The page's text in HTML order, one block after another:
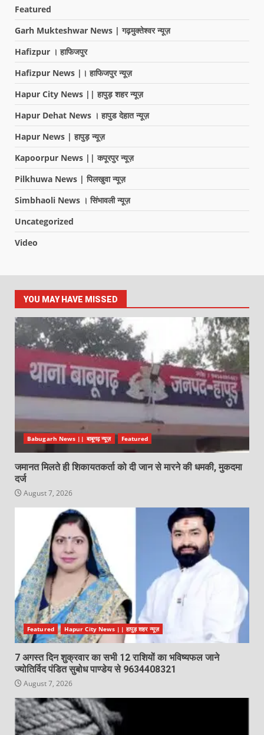
Featured
Garh Mukteshwar News | गढ़मुक्तेश्वर न्यूज़
Hafizpur । हाफिजपुर
Hafizpur News |। हाफिजपुर न्यूज़
Hapur City News || हापुड़ शहर न्यूज़
Hapur Dehat News । हापुड देहात न्यूज़
Hapur News | हापुड़ न्यूज़
Kapoorpur News || कपूरपुर न्यूज़
Pilkhuwa News | पिलखुवा न्यूज़
Simbhaoli News । सिंभावली न्यूज़
Uncategorized
Video
YOU MAY HAVE MISSED
Babugarh News || बाबूगढ़ न्यूज़ Featured
जमानत मिलते ही शिकायतकर्ता को दी जान से मारने की धमकी, मुकदमा
दर्ज
August 7, 2026
Featured Hapur City News || हापुड़ शहर न्यूज़
7 अगस्त दिन शुक्रवार का सभी 12 राशियों का भविष्यफल जाने
ज्योतिर्विद पंडित सुबोध पाण्डेय से 9634408321
August 7, 2026